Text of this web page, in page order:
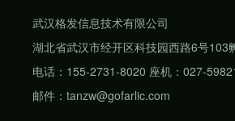
武汉格发信息技术有限公司
湖北省武汉市经开区科技园西路6号103
电话：155-2731-8020 座机：027-
邮件：tanzw@gofarlic.com